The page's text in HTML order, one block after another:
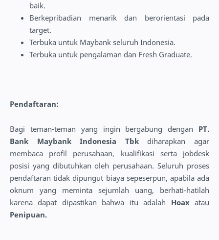
baik.
Berkepribadian menarik dan berorientasi pada
target.
Terbuka untuk Maybank seluruh Indonesia.
Terbuka untuk pengalaman dan Fresh Graduate.
Pendaftaran:
Bagi teman-teman yang ingin bergabung dengan PT.
Bank Maybank Indonesia Tbk diharapkan agar
membaca profil perusahaan, kualifikasi serta jobdesk
posisi yang dibutuhkan oleh perusahaan. Seluruh proses
pendaftaran tidak dipungut biaya sepeserpun, apabila ada
oknum yang meminta sejumlah uang, berhati-hatilah
karena dapat dipastikan bahwa itu adalah Hoaxatau
Penipuan.